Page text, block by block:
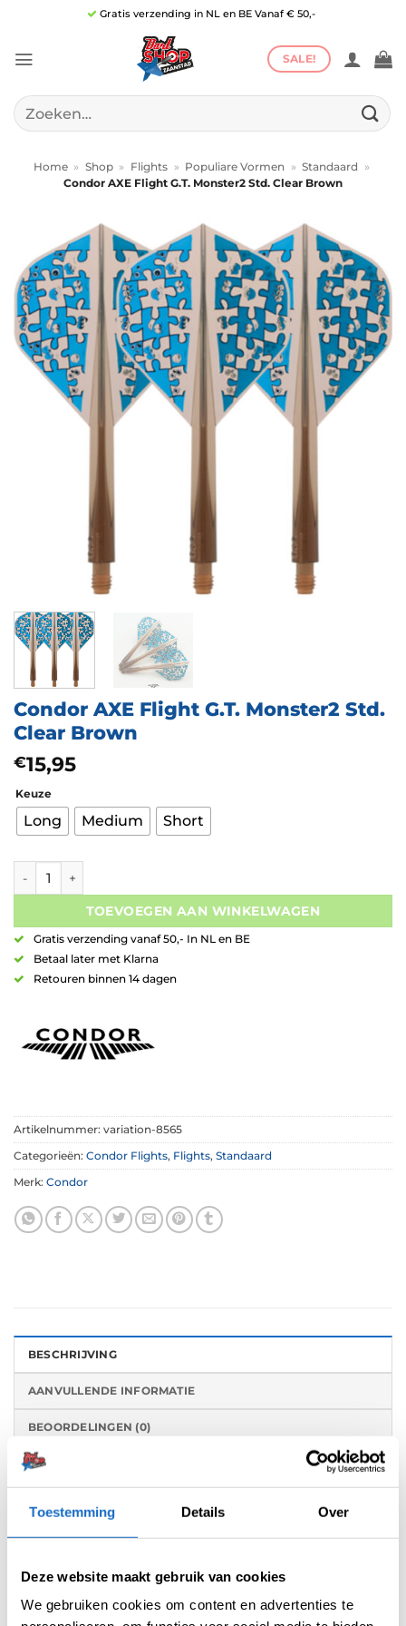
Toestemming Details Over
Deze website maakt gebruik van cookies
We gebruiken cookies om content en advertenties te
inhoud
Gratis verzending in NL en BE Vanaf € 50,-
SALE!
Zoeken
naar:
Home » Shop » Flights » Populiare Vormen » Standaard
»
Condor AXE Flight G.T. Monster2 Std. Clear Brown
Condor AXE Flight G.T. Monster2 Std.
Clear Brown
€15,95
Keuze
Long Medium Short
TOEVOEGEN AAN WINKELWAGEN
Gratis verzending vanaf 50,- In NL en BE
Betaal later met Klarna
Retouren binnen 14 dagen
Artikelnummer: variation-8565
Categorieën: Condor Flights, Flights, Standaard
Merk: Condor
BESCHRIJVING
AANVULLENDE INFORMATIE
BEOORDELINGEN (0)
shaft in 1 systeem. Deze flights zijn gemaakt
van een speciaal hars dat bekend staat als het
optimaal gebruik van dit innovatieve materiaal,
is de vorm van het schroefdraad aanzienlijk